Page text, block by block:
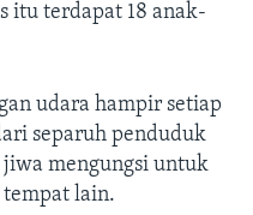
itu terdapat 18 anak-
udara hampir setiap
separuh penduduk
jiwa mengungsi untuk
lain.